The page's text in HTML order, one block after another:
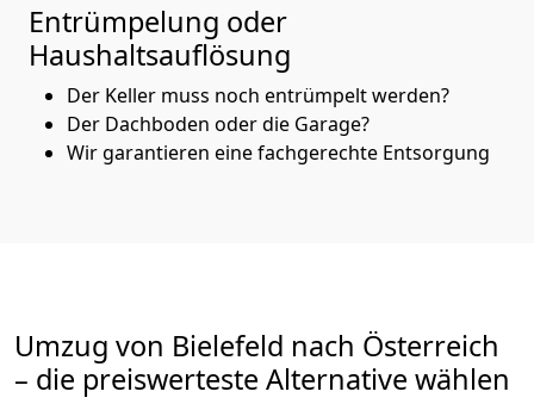
Entrümpelung oder
Haushaltsauflösung
Der Keller muss noch entrümpelt werden?
Der Dachboden oder die Garage?
Wir garantieren eine fachgerechte Entsorgung
Umzug von Bielefeld nach Österreich
– die preiswerteste Alternative wählen